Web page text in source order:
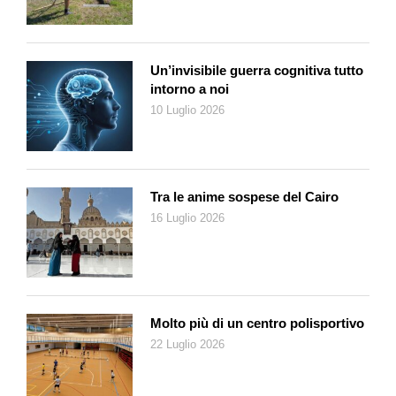
può interessare varie articolazioni, in particolare quelle delle
note; mani, polsi e gomiti possono pure esserne coinvolti».
L’avanzare dell’età è un fattore che ne aumenta il rischio,
sebbene non sia l’unico: «Esiste una forte componente
ereditaria (spesso basta osservare le mani di un genitore per
alcuni squilibri ormonali, soprattutto nelle donne dopo la
menopausa». È per questo, spiega, «che un bambino non
svilupperà mai artrosi, mentre un adulto o un anziano può
andare incontro a un lento processo di “usura” articolare simile
Quindi, non sempre l’artrosi è una malattia in senso stretto, ma
è piuttosto parte naturale dell’invecchiamento. Il dolore rimane
centrale: «Molte persone presentano segni di artrosi senza
avvertire alcun fastidio, altre invece iniziano a notare mani
Un’invisibile guerra cognitiva tutto
intorno a noi
10 Luglio 2026
Tra le anime sospese del Cairo
16 Luglio 2026
Molto più di un centro polisportivo
22 Luglio 2026